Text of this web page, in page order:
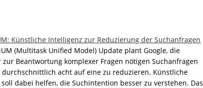
Künstliche Intelligenz zur Reduzierung der Suchanfragen
(Multitask Unified Model) Update plant Google, die
zur Beantwortung komplexer Fragen nötigen Suchanfragen
durchschnittlich acht auf eine zu reduzieren. Künstliche
dabei helfen, die Suchintention besser zu verstehen. Das